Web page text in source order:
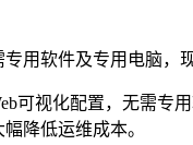
用软件及专用电脑，
可视化配置，无需专
降低运维成本。